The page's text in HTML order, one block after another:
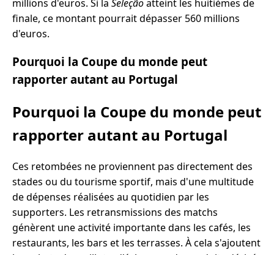
millions d'euros. Si la Seleçãoatteint les huitièmes de
finale, ce montant pourrait dépasser 560 millions
d'euros.
Pourquoi la Coupe du monde peut
rapporter autant au Portugal
Pourquoi la Coupe du monde peut
rapporter autant au Portugal
Ces retombées ne proviennent pas directement des
stades ou du tourisme sportif, mais d'une multitude
de dépenses réalisées au quotidien par les
supporters. Les retransmissions des matchs
génèrent une activité importante dans les cafés, les
restaurants, les bars et les terrasses. À cela s'ajoutent